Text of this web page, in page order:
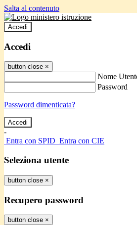
Salta al contenuto
Accedi
Accedi
button close ×
Nome
Password
Password dimenticata?
-
Entra con SPID Entra con CIE
Seleziona utente
button close ×
Recupero password
button close ×